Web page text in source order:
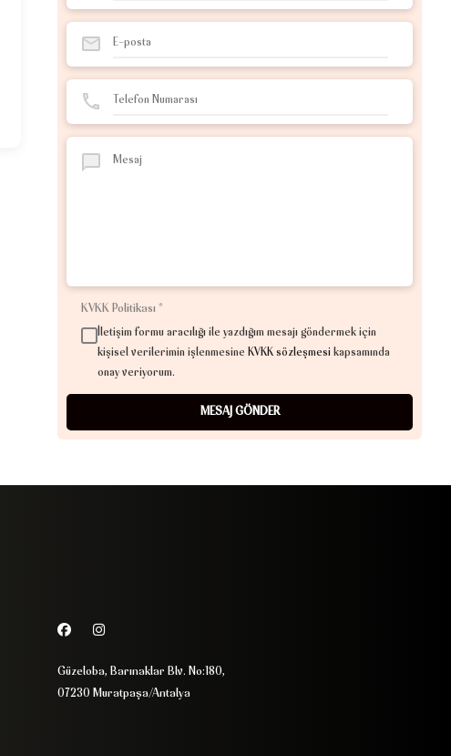
KVKK Politikası *
İletişim formu aracılığı ile yazdığım mesajı göndermek için
kişisel verilerimin işlenmesine KVKK sözleşmesi kapsamında
onay veriyorum.
Güzeloba, Barınaklar Blv. No:180,
07230 Muratpaşa/Antalya